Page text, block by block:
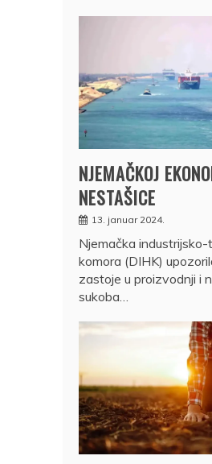
NJEMAČKOJ
NESTAŠICE
13. januar 2024.
Njemačka
komora (DIHK)
zastoje u proizvodnji i
sukoba…